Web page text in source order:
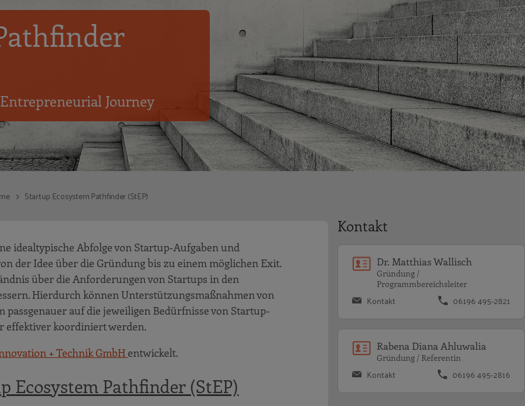
Journey
Startup Ecosystem Pathfinder (StEP)
idealtypische Abfolge von Startup-Aufgaben und
der Idee über die Gründung bis zu einem möglichen Exit.
über die Anforderungen von Startups in den
Hierdurch können Unterstützungsmaßnahmen von
auf die jeweiligen Bedürfnisse von Startup-
effektiver koordiniert werden.
+ Technik GmbH entwickelt.
Ecosystem Pathfinder (StEP)
Kontakt
Dr. Matthias Wallisch
Gründung /
Programmbereichsleiter
Kontakt 06196 495-2821
Rabena Diana Ahluwalia
Gründung / Referentin
Kontakt 06196 495-2816